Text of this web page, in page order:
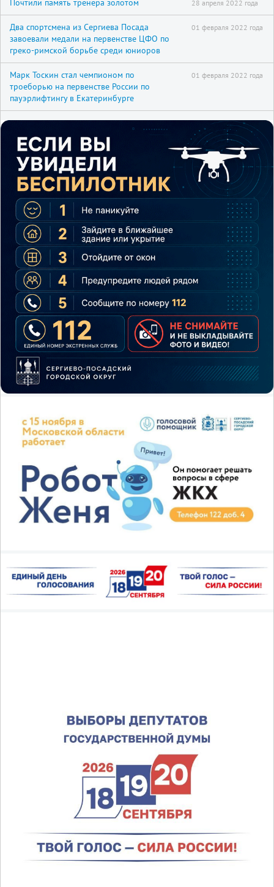
Почтили память тренера золотом 28 апреля 2022 года
Два спортсмена из Сергиева Посада
завоевали медали на первенстве ЦФО по
греко-римской борьбе среди юниоров
01 февраля 2022 года
Марк Тоскин стал чемпионом по
троеборью на первенстве России по
пауэрлифтингу в Екатеринбурге
01 февраля 2022 года